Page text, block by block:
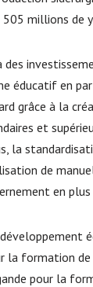
millions de
des
éducatif en
grâce à la
et
la
de
en plus
la formation
pour la